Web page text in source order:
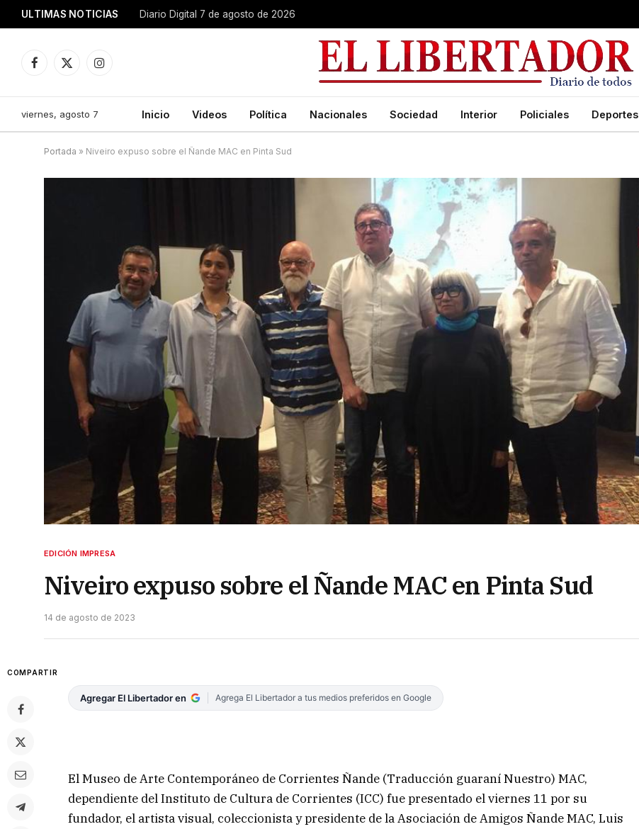
ULTIMAS NOTICIAS Diario Digital 7 de agosto de 2026
Facebook
X
Instagram
viernes, agosto 7 Inicio Videos Política Nacionales Sociedad Interior Policiales Deportes
Portada » Niveiro expuso sobre el Ñande MAC en Pinta Sud
EDICIÓN IMPRESA
Niveiro expuso sobre el Ñande MAC en Pinta Sud
14 de agosto de 2023
COMPARTIR
Agregar El Libertador en Agrega El Libertador a tus medios preferidos en Google
El Museo de Arte Contemporáneo de Corrientes Ñande (Traducción guaraní Nuestro) MAC,
dependiente del Instituto de Cultura de Corrientes (ICC) fue presentado el viernes 11 por su
fundador, el artista visual, coleccionista y presidente de la Asociación de Amigos Ñande MAC, Luis